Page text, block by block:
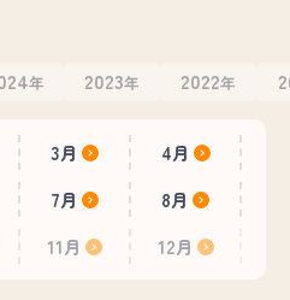
年 2023年 2022年
3月
4月
7月
8月
11月 12月